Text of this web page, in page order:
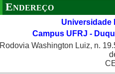
Endereço
Universidade
Campus UFRJ -
Rodovia Washington Luiz, n.